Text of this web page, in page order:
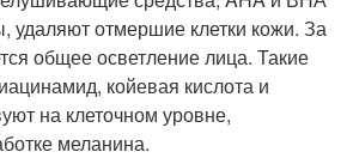
удаляют отмершие клетки кожи. За
общее осветление лица. Такие
койевая кислота и
на клеточном уровне,
меланина.